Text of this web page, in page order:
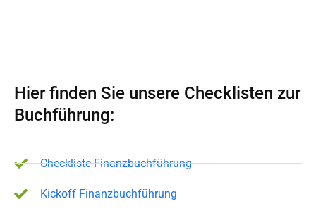
Hier finden Sie unsere Checklisten zur
Buchführung:
Checkliste Finanzbuchführung
Kickoff Finanzbuchführung